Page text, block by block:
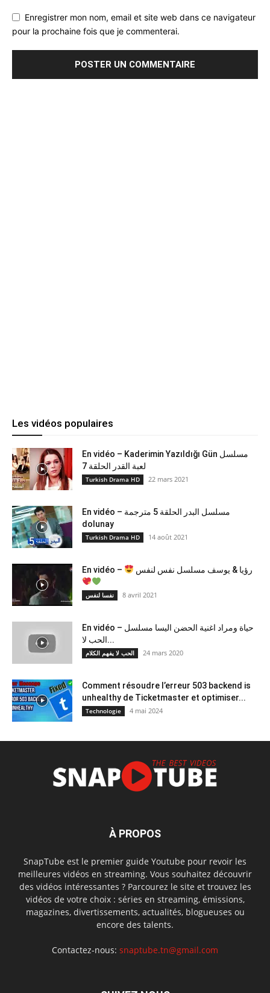
Enregistrer mon nom, email et site web dans ce navigateur
pour la prochaine fois que je commenterai.
Les vidéos populaires
En vidéo – Kaderimin Yazıldığı Gün مسلسل
لعبة القدر الحلقة 7
Turkish Drama HD 22 mars 2021
En vidéo – مسلسل البدر الحلقة 5 مترجمة
dolunay
Turkish Drama HD 14 août 2021
En vidéo – رؤيا & يوسف مسلسل نفس لنفس
نفسا لنفس 8 avril 2021
En vidéo – حياة ومراد اغنية الحضن اليسا مسلسل
الحب لا...
الحب لا يفهم الكلام 24 mars 2020
Comment résoudre l’erreur 503 backend is
unhealthy de Ticketmaster et optimiser...
Technologie 4 mai 2024
À PROPOS
SnapTube est le premier guide Youtube pour revoir les
meilleures vidéos en streaming. Vous souhaitez découvrir
des vidéos intéressantes ? Parcourez le site et trouvez les
vidéos de votre choix : séries en streaming, émissions,
magazines, divertissements, actualités, blogueuses ou
encore des talents.
Contactez-nous: snaptube.tn@gmail.com